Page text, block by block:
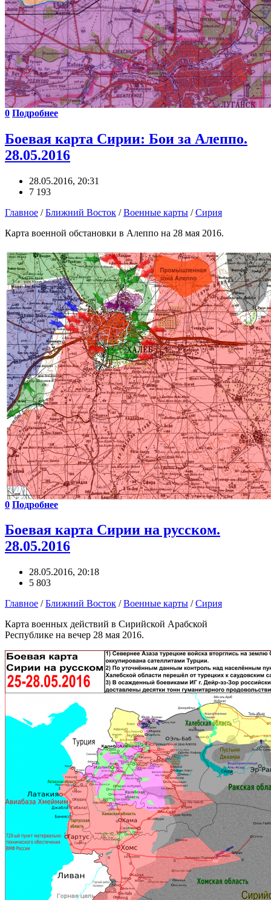
0 Подробнее
Боевая карта Сирии: Бои за Алеппо.
28.05.2016
28.05.2016, 20:31
7 193
Главное /Ближний Восток /Военные карты /Сирия
Карта военной обстановки в Алеппо на 28 мая 2016.
0 Подробнее
Боевая карта Сирии на русском.
28.05.2016
28.05.2016, 20:18
5 803
Главное /Ближний Восток /Военные карты /Сирия
Карта военных действий в Сирийской Арабской
Республике на вечер 28 мая 2016.